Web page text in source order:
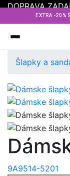
DOPRAVA
EXTRA -20%
Oneill
Šlapky a
9A9514-5201